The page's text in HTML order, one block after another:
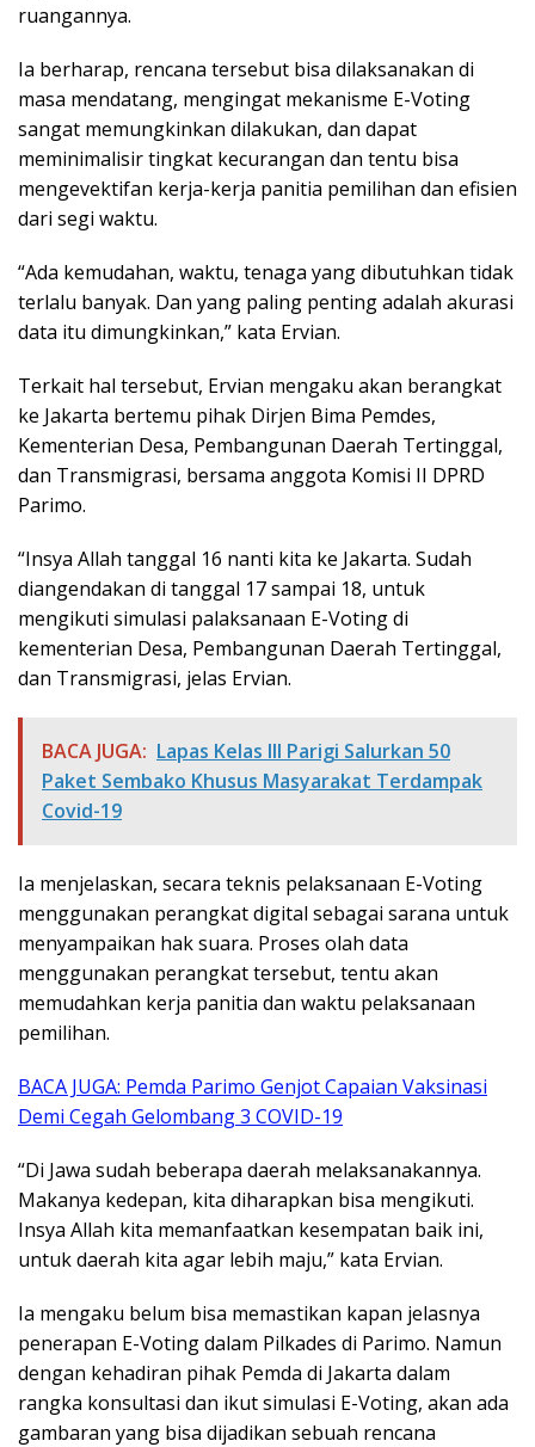
ruangannya.
Ia berharap, rencana tersebut bisa dilaksanakan di
masa mendatang, mengingat mekanisme E-Voting
sangat memungkinkan dilakukan, dan dapat
meminimalisir tingkat kecurangan dan tentu bisa
mengevektifan kerja-kerja panitia pemilihan dan efisien
dari segi waktu.
“Ada kemudahan, waktu, tenaga yang dibutuhkan tidak
terlalu banyak. Dan yang paling penting adalah akurasi
data itu dimungkinkan,” kata Ervian.
Terkait hal tersebut, Ervian mengaku akan berangkat
ke Jakarta bertemu pihak Dirjen Bima Pemdes,
Kementerian Desa, Pembangunan Daerah Tertinggal,
dan Transmigrasi, bersama anggota Komisi II DPRD
Parimo.
“Insya Allah tanggal 16 nanti kita ke Jakarta. Sudah
diangendakan di tanggal 17 sampai 18, untuk
mengikuti simulasi palaksanaan E-Voting di
kementerian Desa, Pembangunan Daerah Tertinggal,
dan Transmigrasi, jelas Ervian.
BACA JUGA: Lapas Kelas III Parigi Salurkan 50
Paket Sembako Khusus Masyarakat Terdampak
Covid-19
Ia menjelaskan, secara teknis pelaksanaan E-Voting
menggunakan perangkat digital sebagai sarana untuk
menyampaikan hak suara. Proses olah data
menggunakan perangkat tersebut, tentu akan
memudahkan kerja panitia dan waktu pelaksanaan
pemilihan.
BACA JUGA: Pemda Parimo Genjot Capaian Vaksinasi
Demi Cegah Gelombang 3 COVID-19
“Di Jawa sudah beberapa daerah melaksanakannya.
Makanya kedepan, kita diharapkan bisa mengikuti.
Insya Allah kita memanfaatkan kesempatan baik ini,
untuk daerah kita agar lebih maju,” kata Ervian.
Ia mengaku belum bisa memastikan kapan jelasnya
penerapan E-Voting dalam Pilkades di Parimo. Namun
dengan kehadiran pihak Pemda di Jakarta dalam
rangka konsultasi dan ikut simulasi E-Voting, akan ada
gambaran yang bisa dijadikan sebuah rencana